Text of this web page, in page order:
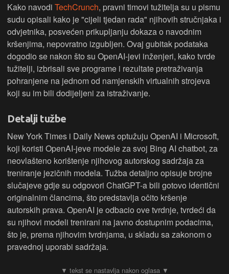
Kako navodi TechCrunch, pravni timovi tužitelja su u pismu
sudu opisali kako je "cijeli tjedan rada" njihovih stručnjaka i
odvjetnika, posvećen prikupljanju dokaza o navodnim
kršenjima, nepovratno izgubljen. Ovaj gubitak podataka
dogodio se nakon što su OpenAI-jevi inženjeri, kako tvrde
tužitelji, izbrisali sve programe i rezultate pretraživanja
pohranjene na jednom od namjenskih virtualnih strojeva
koji su im bili dodijeljeni za istraživanje.
Detalji tužbe
New York Times i Daily News optužuju OpenAI i Microsoft,
koji koristi OpenAI-jeve modele za svoj Bing AI chatbot, za
neovlašteno korištenje njihovog autorskog sadržaja za
treniranje jezičnih modela. Tužba detaljno opisuje brojne
slučajeve gdje su odgovori ChatGPT-a bili gotovo identični
originalnim člancima, što predstavlja očito kršenje
autorskih prava. OpenAI je odbacio ove tvrdnje, tvrdeći da
su njihovi modeli trenirani na javno dostupnim podacima,
što je, prema njihovim tvrdnjama, u skladu sa zakonom o
pravednoj uporabi sadržaja.